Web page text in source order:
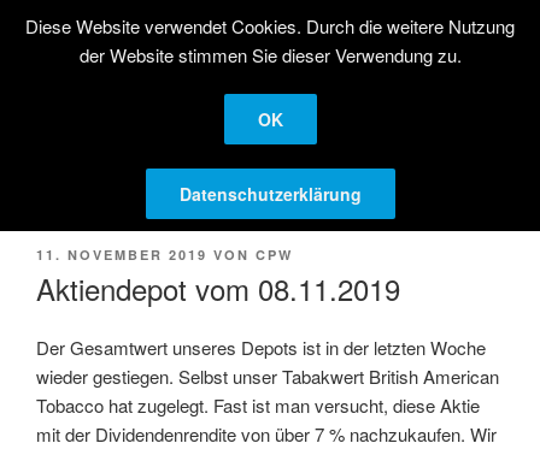
InhaltSTRATEGISCHE
AKTIENANLAGE
Langfristige Kapitalanlage in Aktien
Menü
VERÖFFENTLICHT
11. NOVEMBER 2019 VON CPW
Aktiendepot vom 08.11.2019
Der Gesamtwert unseres Depots ist in der letzten Woche
wieder gestiegen. Selbst unser Tabakwert British American
Tobacco hat zugelegt. Fast ist man versucht, diese Aktie
mit der Dividendenrendite von über 7 % nachzukaufen. Wir
Diese Website verwendet Cookies. Durch die weitere Nutzung
der Website stimmen Sie dieser Verwendung zu.
OK
Datenschutzerklärung